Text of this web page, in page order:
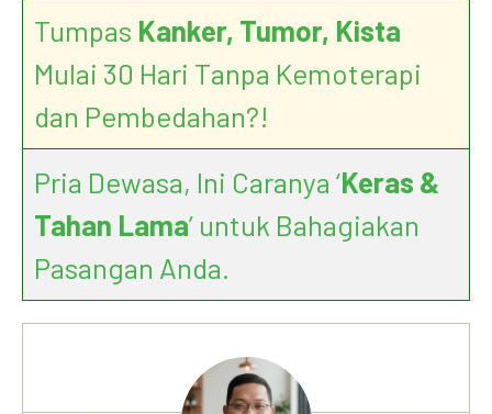
Tumpas Kanker, Tumor, Kista
Mulai 30 Hari Tanpa Kemoterapi
dan Pembedahan?!
Pria Dewasa, Ini Caranya ‘Keras &
Tahan Lama’ untuk Bahagiakan
Pasangan Anda.